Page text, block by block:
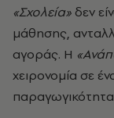
«Σχολεία» δεν
μάθησης,
αγοράς. Η
χειρονομία σε